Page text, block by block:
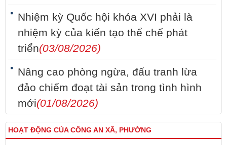
Nhiệm kỳ Quốc hội khóa XVI phải là
nhiệm kỳ của kiến tạo thể chế phát
triển(03/08/2026)
Nâng cao phòng ngừa, đấu tranh lừa
đảo chiếm đoạt tài sản trong tình hình
mới(01/08/2026)
HOẠT ĐỘNG CỦA CÔNG AN XÃ, PHƯỜNG